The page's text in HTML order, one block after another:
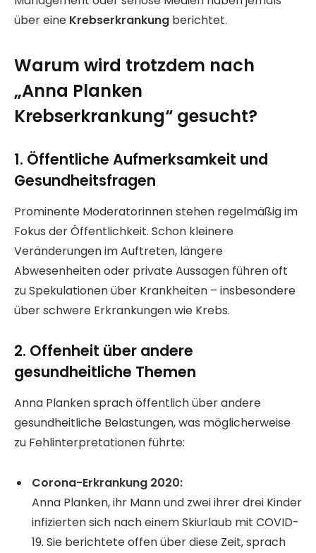
über eine Krebserkrankung berichtet.
Warum wird trotzdem nach
„Anna Planken
Krebserkrankung“ gesucht?
1. Öffentliche Aufmerksamkeit und
Gesundheitsfragen
Prominente Moderatorinnen stehen regelmäßig im
Fokus der Öffentlichkeit. Schon kleinere
Veränderungen im Auftreten, längere
Abwesenheiten oder private Aussagen führen oft
zu Spekulationen über Krankheiten – insbesondere
über schwere Erkrankungen wie Krebs.
2. Offenheit über andere
gesundheitliche Themen
Anna Planken sprach öffentlich über andere
gesundheitliche Belastungen, was möglicherweise
zu Fehlinterpretationen führte:
Corona-Erkrankung 2020:
Anna Planken, ihr Mann und zwei ihrer drei Kinder
infizierten sich nach einem Skiurlaub mit COVID-
19. Sie berichtete offen über diese Zeit, sprach